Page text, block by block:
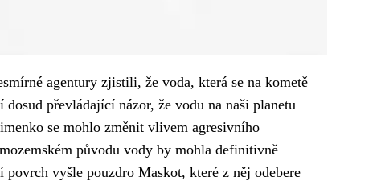
agentury zjistili, že voda, která se na kometě
převládající názor, že vodu na naši planetu
se mohlo změnit vlivem agresivního
původu vody by mohla definitivně
vyšle pouzdro Maskot, které z něj odebere